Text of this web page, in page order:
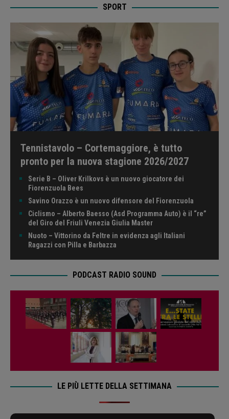
SPORT
Tennistavolo – Cortemaggiore, è tutto
pronto per la nuova stagione 2026/2027
Serie B – Oliver Krilkovs è un nuovo giocatore dei
Fiorenzuola Bees
Savino Orazzo è un nuovo difensore del Fiorenzuola
Ciclismo – Alberto Baesso (Asd Programma Auto) è il “re”
del Giro del Friuli Venezia Giulia Master
Nuoto – Vittorino da Feltre in evidenza agli Italiani
Ragazzi con Pilla e Barbazza
PODCAST RADIO SOUND
LE PIÙ LETTE DELLA SETTIMANA